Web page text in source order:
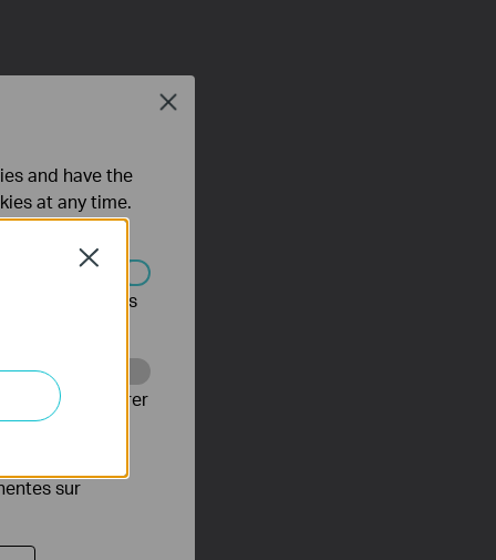
Close
and have the
at any time.
être désactivés
pour améliorer
sur
Close